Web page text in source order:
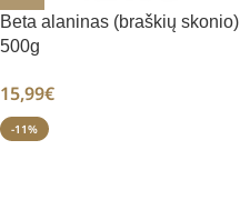
Beta alaninas (braškių skonio)
500g
15,99€
-11%